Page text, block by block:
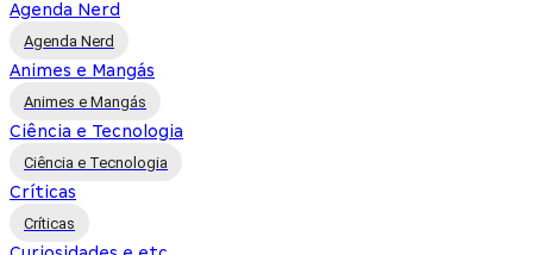
Agenda Nerd
Agenda Nerd
Animes e Mangás
Animes e Mangás
Ciência e Tecnologia
Ciência e Tecnologia
Críticas
Críticas